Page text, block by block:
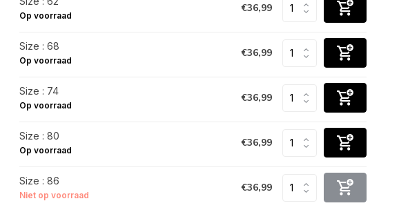
Op voorraad
€36,99
Size : 68
Op voorraad
€36,99
Size : 74
Op voorraad
€36,99
Size : 80
Op voorraad
€36,99
Size : 86
Niet op voorraad
€36,99